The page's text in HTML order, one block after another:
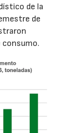
de la
de
consumo.